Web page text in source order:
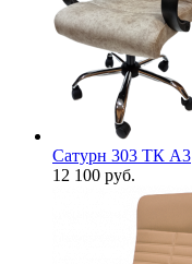
Сатурн 303 ТК А3
12 100 руб.